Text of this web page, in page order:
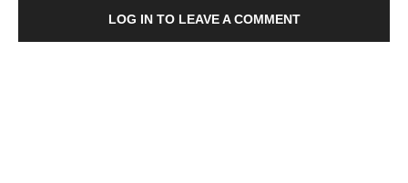
LOG IN TO LEAVE A COMMENT